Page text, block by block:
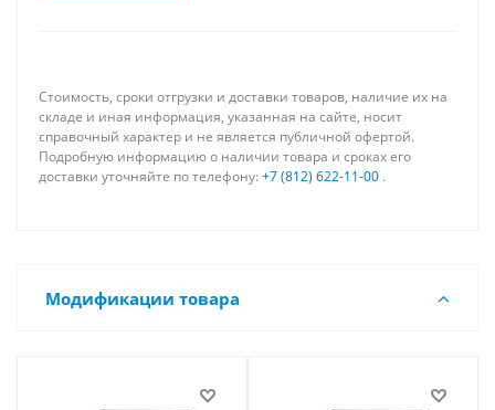
Стоимость, сроки отгрузки и доставки товаров, наличие их на
складе и иная информация, указанная на сайте, носит
справочный характер и не является публичной офертой.
Подробную информацию о наличии товара и сроках его
доставки уточняйте по телефону: +7 (812) 622-11-00 .
Модификации товара